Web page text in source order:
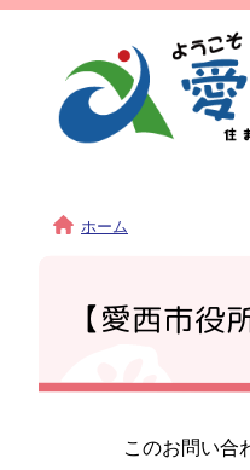
ホーム
【愛西市
このお問い合